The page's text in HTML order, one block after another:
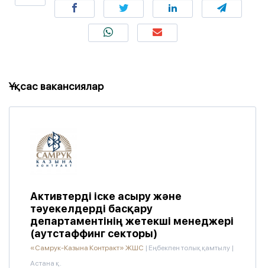
Ұқсас вакансиялар
Активтерді іске асыру және
тәуекелдерді басқару
департаментінің жетекші менеджері
(аутстаффинг секторы)
«Самрук-Казына Контракт» ЖШС | Еңбекпен толық қамтылу |
Астана қ.